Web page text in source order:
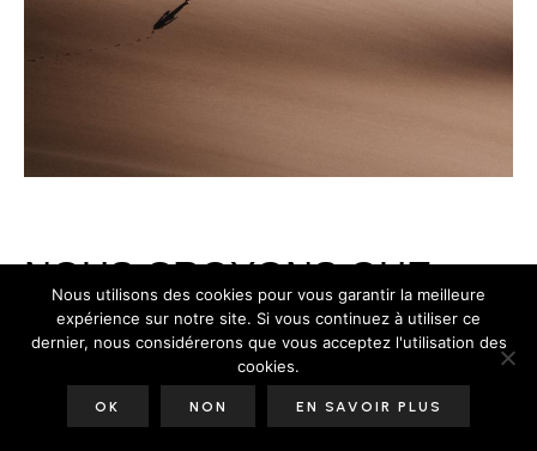
NOUS CROYONS QUE
CHAQUE LIEU A UNE
HISTOIRE À RACONTER,
CHAQUE PAYSAGE UNE
Nous utilisons des cookies pour vous garantir la meilleure
expérience sur notre site. Si vous continuez à utiliser ce
dernier, nous considérerons que vous acceptez l'utilisation des
cookies.
OK NON EN SAVOIR PLUS